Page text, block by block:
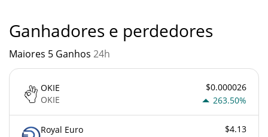
Ganhadores e perdedores
Maiores 5 Ganhos 24h
OKIE
OKIE
$0.000026
263.50%
Royal Euro
$4.13